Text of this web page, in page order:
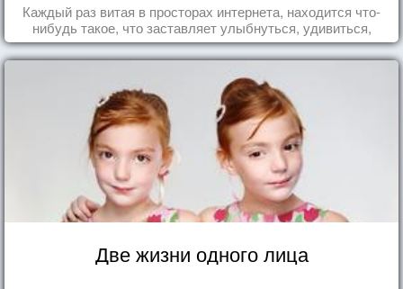
Каждый раз витая в просторах интернета, находится что-
нибудь такое, что заставляет улыбнуться, удивиться,
восхититься...
Две жизни одного лица